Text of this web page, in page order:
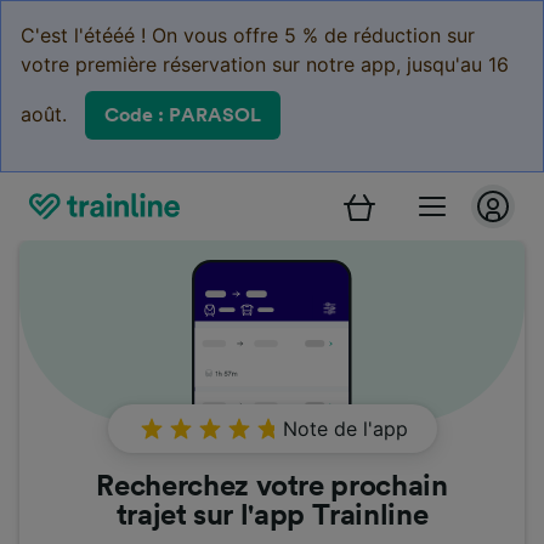
C'est l'étééé ! On vous offre 5 % de réduction sur
votre première réservation sur notre app, jusqu'au 16
août. Code : PARASOL
Note de l'app
Recherchez votre prochain
trajet sur l'app Trainline